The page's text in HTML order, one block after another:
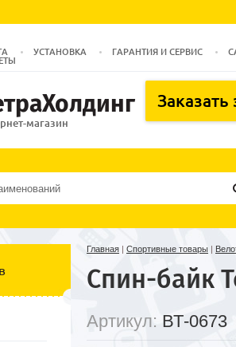
УСТАНОВКА ГАРАНТИЯ И СЕРВИС
магазин
Заказать
Главная | Спортивные товары |
Спин-байк
Артикул: ВТ-0673